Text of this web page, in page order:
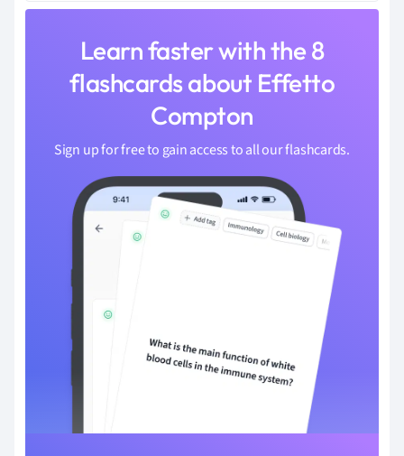
Learn faster with the 8
flashcards about Effetto
Compton
Sign up for free to gain access to all our flashcards.